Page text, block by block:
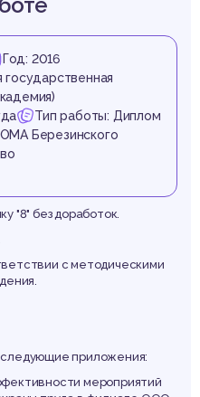
Год: 2016
государственная
Тип работы: Диплом
Березинского
"8" без доработок.
с методическими
приложения:
мероприятий